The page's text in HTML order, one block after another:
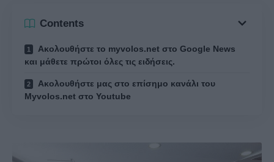
Contents
Ακολουθήστε το myvolos.net στο Google News
και μάθετε πρώτοι όλες τις ειδήσεις.
Ακολουθήστε μας στο επίσημο κανάλι του
Myvolos.net στο Youtube